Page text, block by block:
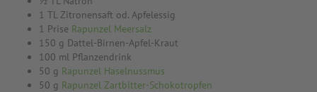
1 TL Zitronensaft od. Apfelessig
1 Prise Rapunzel Meersalz
150 g Dattel-Birnen-Apfel-Kraut
100 ml Pflanzendrink
50 g Rapunzel Haselnussmus
50 g Rapunzel Zartbitter-Schokotropfen